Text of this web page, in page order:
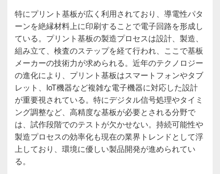
特にプリント基板が広く利用されており、導電性パタ
ーンを絶縁材料上に印刷することで電子回路を形成し
ている。プリント基板の製造プロセスは設計、製造、
組み立て、検査のステップを経て行われ、ここで基板
メーカーの技術力が求められる。近年のテクノロジー
の進化により、プリント基板はスマートフォンやタブ
レット、IoT機器など複雑な電子機器に対応した設計
が重要視されている。特にデジタル信号処理やタイミ
ング調整など、高精度な基板が必要とされる分野で
は、試作段階でのテストが欠かせない。持続可能性や
製造プロセスの効率化も現在の業界トレンドとして浮
上しており、環境に優しい製品開発が進められてい
る。